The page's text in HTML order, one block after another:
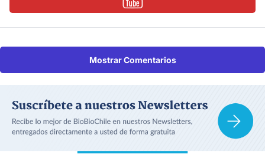
Mostrar Comentarios